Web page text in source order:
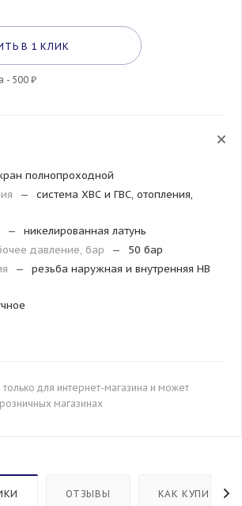
В 1 КЛИК
- 500 ₽
полнопроходной
—
система ХВС и ГВС, отопления,
—
никелированная латунь
давление, бар
—
50 бар
—
резьба наружная и внутренняя HB
только для интернет-магазина и может
магазинах
ОТЗЫВЫ КАК КУПИТЬ